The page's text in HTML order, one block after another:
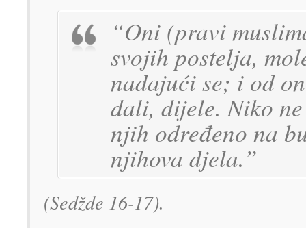
“Oni (pravi
svojih postelja,
nadajući se; i od
dali, dijele. Niko
njih određeno na
njihova djela.”
(Sedžde 16-17).